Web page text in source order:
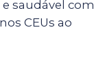
saudável com
CEUs ao